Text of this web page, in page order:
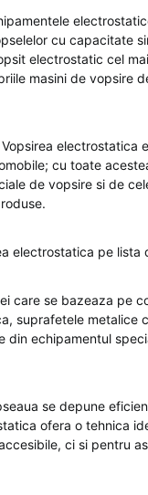
cu capacitate
electrostatic cel
masini de vopsire
electrostatica
cu toate
de vopsire si de
electrostatica pe lista
care se bazeaza pe
suprafetele metalice
din echipamentul
se depune
ofera o tehnica
ci si pentru